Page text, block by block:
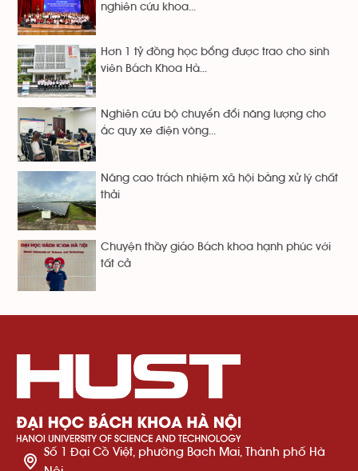
nghiên cứu khoa...
Hơn 1 tỷ đồng học bổng được trao cho sinh
viên Bách Khoa Hà...
Nghiên cứu bộ chuyển đổi năng lượng cho
ắc quy xe điện vòng...
Nâng cao trách nhiệm xã hội bằng xử lý chất
thải
Chuyện thầy giáo Bách khoa hạnh phúc với
tất cả
Số 1 Đại Cồ Việt, phường Bạch Mai, Thành phố Hà